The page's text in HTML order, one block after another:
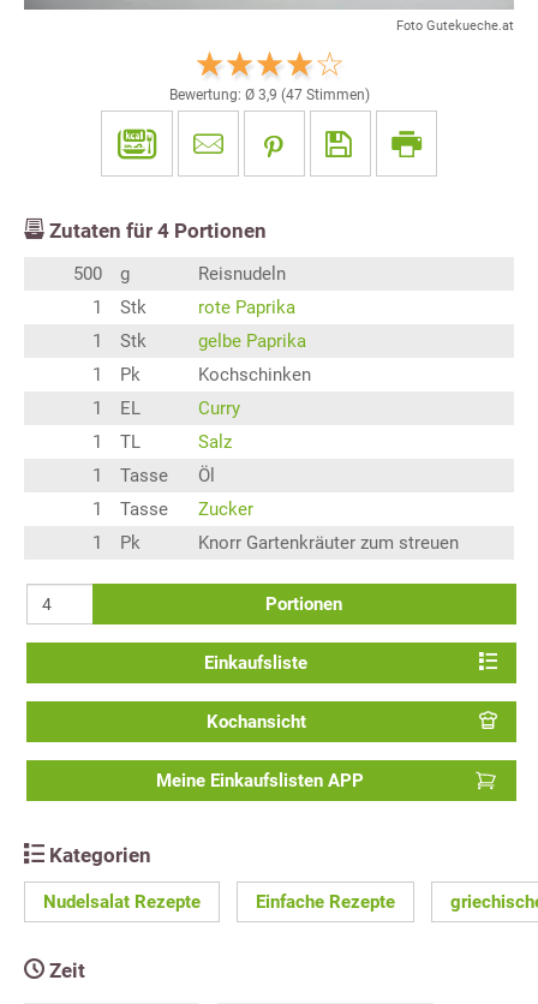
Foto Gutekueche.at
Bewertung: Ø 3,9 (47Stimmen)
Zutaten für 4 Portionen
500 g
Reisnudeln
1
Stk
rote Paprika
1
Stk
gelbe Paprika
1
Pk
Kochschinken
1
EL
Curry
1
TL
Salz
1
Tasse
Öl
1
Tasse
Zucker
1
Pk Knorr Gartenkräuter zum streuen
Portionen
Einkaufsliste
Kochansicht
Meine Einkaufslisten APP
Kategorien
Nudelsalat Rezepte Einfache Rezepte
Zeit